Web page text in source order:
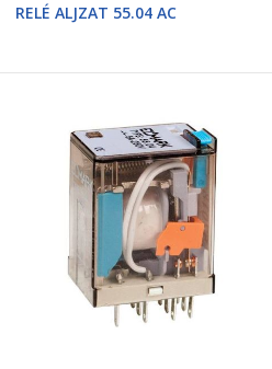
RELÉ ALJZAT 55.04 AC